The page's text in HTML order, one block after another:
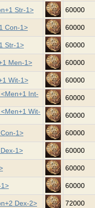
Str-1> 60000
Con-1> 60000
Str-1> 60000
Men-1> 60000
Wit-1>
60000
Int-
60000
Wit-
60000
1> 60000
1> 60000
60000
60000
Dex-2> 72000